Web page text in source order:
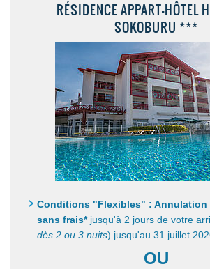
RÉSIDENCE APPART-HÔTEL
SOKOBURU ***
Conditions "Flexibles" : Annulation
sans frais*jusqu'à 2 jours de votre
dès 2 ou 3 nuits) jusqu'au 31 juillet
OU